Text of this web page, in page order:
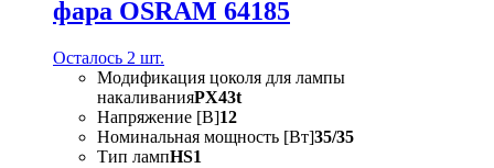
фара OSRAM 64185
Осталось 2 шт.
Модификация цоколя для лампы
накаливанияPX43t
Напряжение [В]12
Номинальная мощность [Вт]35/35
Тип лампHS1